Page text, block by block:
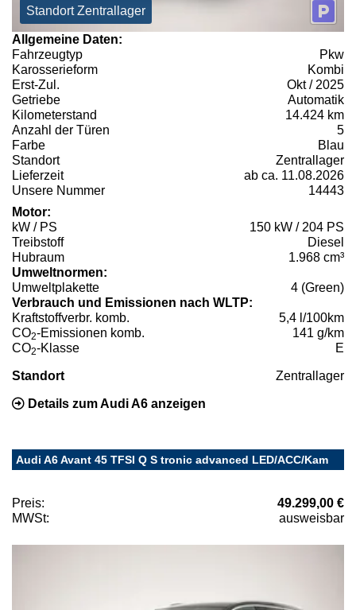
Standort Zentrallager
Allgemeine Daten:
Fahrzeugtyp
Pkw
Karosserieform
Kombi
Erst-Zul.
Okt / 2025
Getriebe
Automatik
Kilometerstand
14.424 km
Anzahl der Türen
5
Farbe
Blau
Standort
Zentrallager
Lieferzeit
ab ca. 11.08.2026
Unsere Nummer
14443
Motor:
kW / PS
150 kW / 204 PS
Treibstoff
Diesel
Hubraum
1.968 cm³
Umweltnormen:
Umweltplakette
4 (Green)
Verbrauch und Emissionen nach WLTP:
Kraftstoffverbr. komb.
5,4 l/100km
CO2-Emissionen komb.
141 g/km
CO2-Klasse E
Standort Zentrallager
Details zum Audi A6 anzeigen
Audi A6 Avant 45 TFSI Q S tronic advanced LED/ACC/Kam
Preis:
49.299,00 €
MWSt:
ausweisbar